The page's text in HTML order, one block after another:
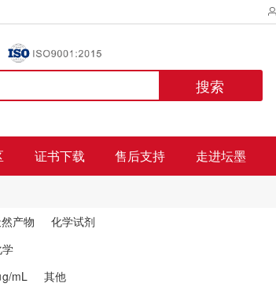
搜索
证书下载 售后支持 走进坛墨
产物
化学试剂
mL
其他